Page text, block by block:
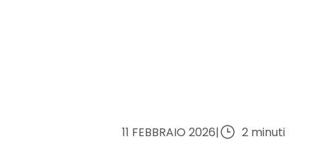
11 FEBBRAIO 2026| 2 minuti